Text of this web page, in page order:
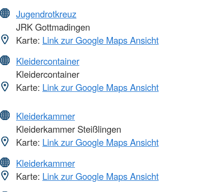
Jugendrotkreuz
JRK Gottmadingen
Karte: Link zur Google Maps Ansicht
Kleidercontainer
Kleidercontainer
Karte: Link zur Google Maps Ansicht
Kleiderkammer
Kleiderkammer Steißlingen
Karte: Link zur Google Maps Ansicht
Kleiderkammer
Karte: Link zur Google Maps Ansicht